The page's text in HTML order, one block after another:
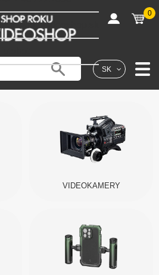
SK
shop@fotovideoshop.sk
0
VIDEOKAMERY